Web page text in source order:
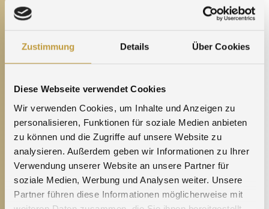
Zustimmung Details Über Cookies
Diese Webseite verwendet Cookies
Wir verwenden Cookies, um Inhalte und Anzeigen zu
personalisieren, Funktionen für soziale Medien anbieten
zu können und die Zugriffe auf unsere Website zu
analysieren. Außerdem geben wir Informationen zu Ihrer
Verwendung unserer Website an unsere Partner für
soziale Medien, Werbung und Analysen weiter. Unsere
Partner führen diese Informationen möglicherweise mit
AgosiInvestment
Bars
Medals